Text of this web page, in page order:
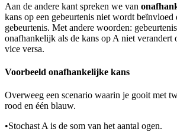
Aan de andere kant spreken we van
kans op een gebeurtenis niet wordt beïnvloed
gebeurtenis. Met andere woorden:
onafhankelijk als de kans op A niet verandert
vice versa.
Voorbeeld onafhankelijke kans
Overweeg een scenario waarin je gooit met
rood en één blauw.
•Stochast A is de som van het aantal ogen.